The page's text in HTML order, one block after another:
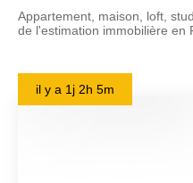
Appartement, maison, loft,
de l'estimation immobilière en
il y a 1j 2h 5m